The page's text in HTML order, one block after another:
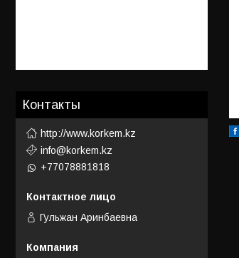
Контакты
http://www.korkem.kz
info@korkem.kz
+77078881818
Гульжан Аринбаевна